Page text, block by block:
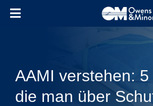
AAMI verstehen: 5
die man über